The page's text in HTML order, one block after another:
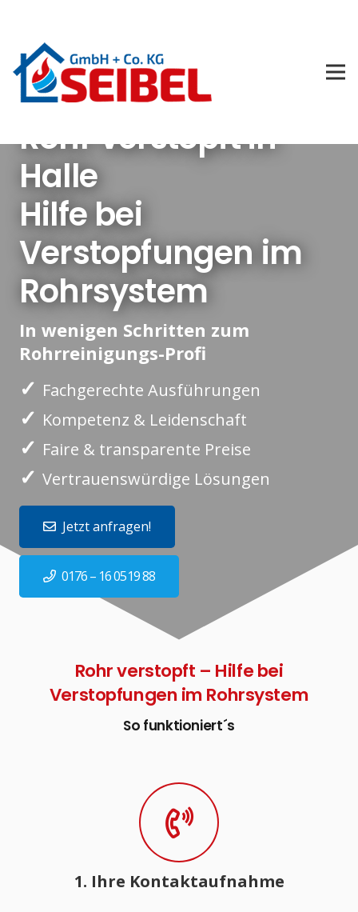
Rohr verstopft in
Halle
Hilfe bei
Verstopfungen im
Rohrsystem
In wenigen Schritten zum
Rohrreinigungs-Profi
✓ Fachgerechte Ausführungen
✓ Kompetenz & Leidenschaft
✓ Faire & transparente Preise
✓ Vertrauenswürdige Lösungen
Jetzt anfragen!
0176 – 16 0519 88
Rohr verstopft – Hilfe bei
Verstopfungen im Rohrsystem
So funktioniert´s
1. Ihre Kontaktaufnahme